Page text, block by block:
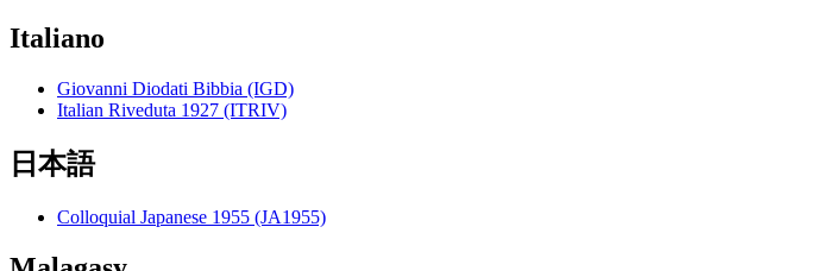
Italiano
Giovanni Diodati Bibbia (IGD)
Italian Riveduta 1927 (ITRIV)
日本語
Colloquial Japanese 1955 (JA1955)